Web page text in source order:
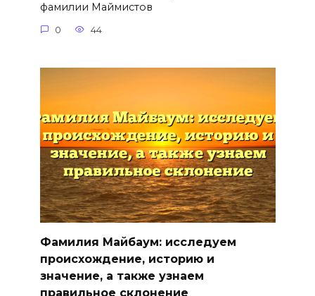
фамилии Маймистов
0 44
Фамилия Майбаум: исследуем
происхождение, историю и
значение, а также узнаем
правильное склонение